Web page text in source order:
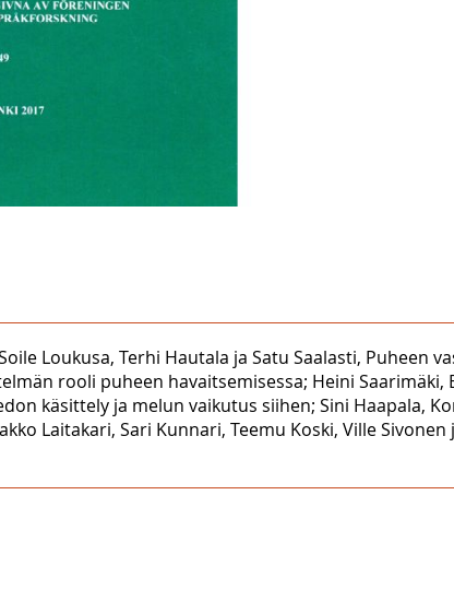
Loukusa, Terhi Hautala ja Satu Saalasti, Puheen
rooli puheen havaitsemisessa; Heini
käsittely ja melun vaikutus siihen; Sini Haapala,
Laitakari, Sari Kunnari, Teemu Koski, Ville